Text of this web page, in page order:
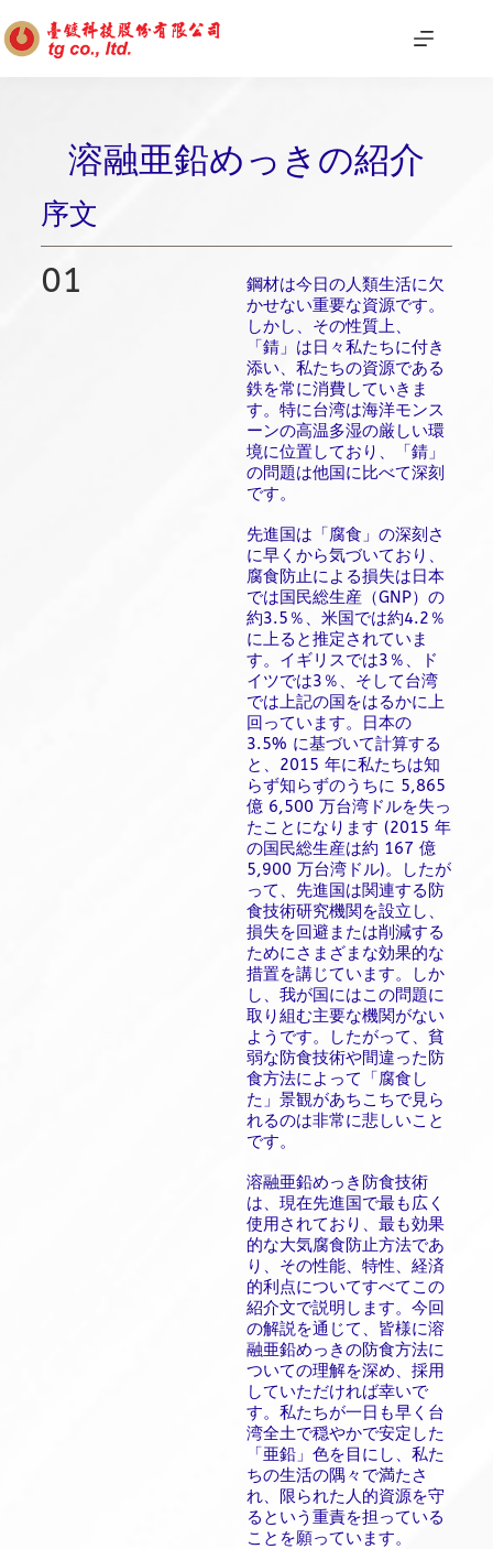
溶融亜鉛めっきの紹介
序文
01
鋼材は今日の人類生活に欠
かせない重要な資源です。
しかし、その性質上、
「錆」は日々私たちに付き
添い、私たちの資源である
鉄を常に消費していきま
す。特に台湾は海洋モンス
ーンの高温多湿の厳しい環
境に位置しており、「錆」
の問題は他国に比べて深刻
です。
先進国は「腐食」の深刻さ
に早くから気づいており、
腐食防止による損失は日本
では国民総生産（GNP）の
約3.5％、米国では約4.2％
に上ると推定されていま
す。イギリスでは3％、ド
イツでは3％、そして台湾
では上記の国をはるかに上
回っています。日本の
3.5% に基づいて計算する
と、2015 年に私たちは知
らず知らずのうちに 5,865
億 6,500 万台湾ドルを失っ
たことになります (2015 年
の国民総生産は約 167 億
5,900 万台湾ドル)。したが
って、先進国は関連する防
食技術研究機関を設立し、
損失を回避または削減する
ためにさまざまな効果的な
措置を講じています。しか
し、我が国にはこの問題に
取り組む主要な機関がない
ようです。したがって、貧
弱な防食技術や間違った防
食方法によって「腐食し
た」景観があちこちで見ら
れるのは非常に悲しいこと
です。
溶融亜鉛めっき防食技術
は、現在先進国で最も広く
使用されており、最も効果
的な大気腐食防止方法であ
り、その性能、特性、経済
的利点についてすべてこの
紹介文で説明します。今回
の解説を通じて、皆様に溶
融亜鉛めっきの防食方法に
ついての理解を深め、採用
していただければ幸いで
す。私たちが一日も早く台
湾全土で穏やかで安定した
「亜鉛」色を目にし、私た
ちの生活の隅々で満たさ
れ、限られた人的資源を守
るという重責を担っている
ことを願っています。